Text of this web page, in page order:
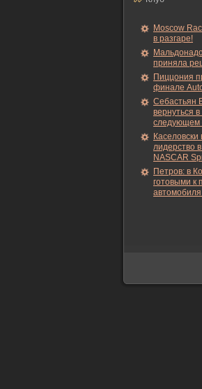
Moscow
в разгаре!
приняла
Пиццония
финале
Себастьян
вернуться
следующем
Каселовски
лидерство
NASCAR
Петров: в
готовыми к